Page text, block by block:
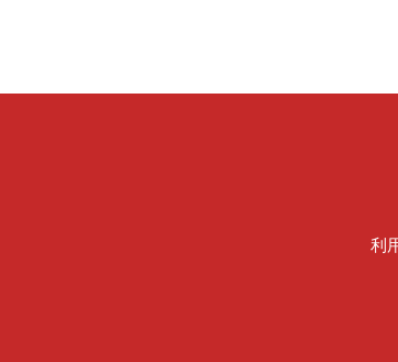
利